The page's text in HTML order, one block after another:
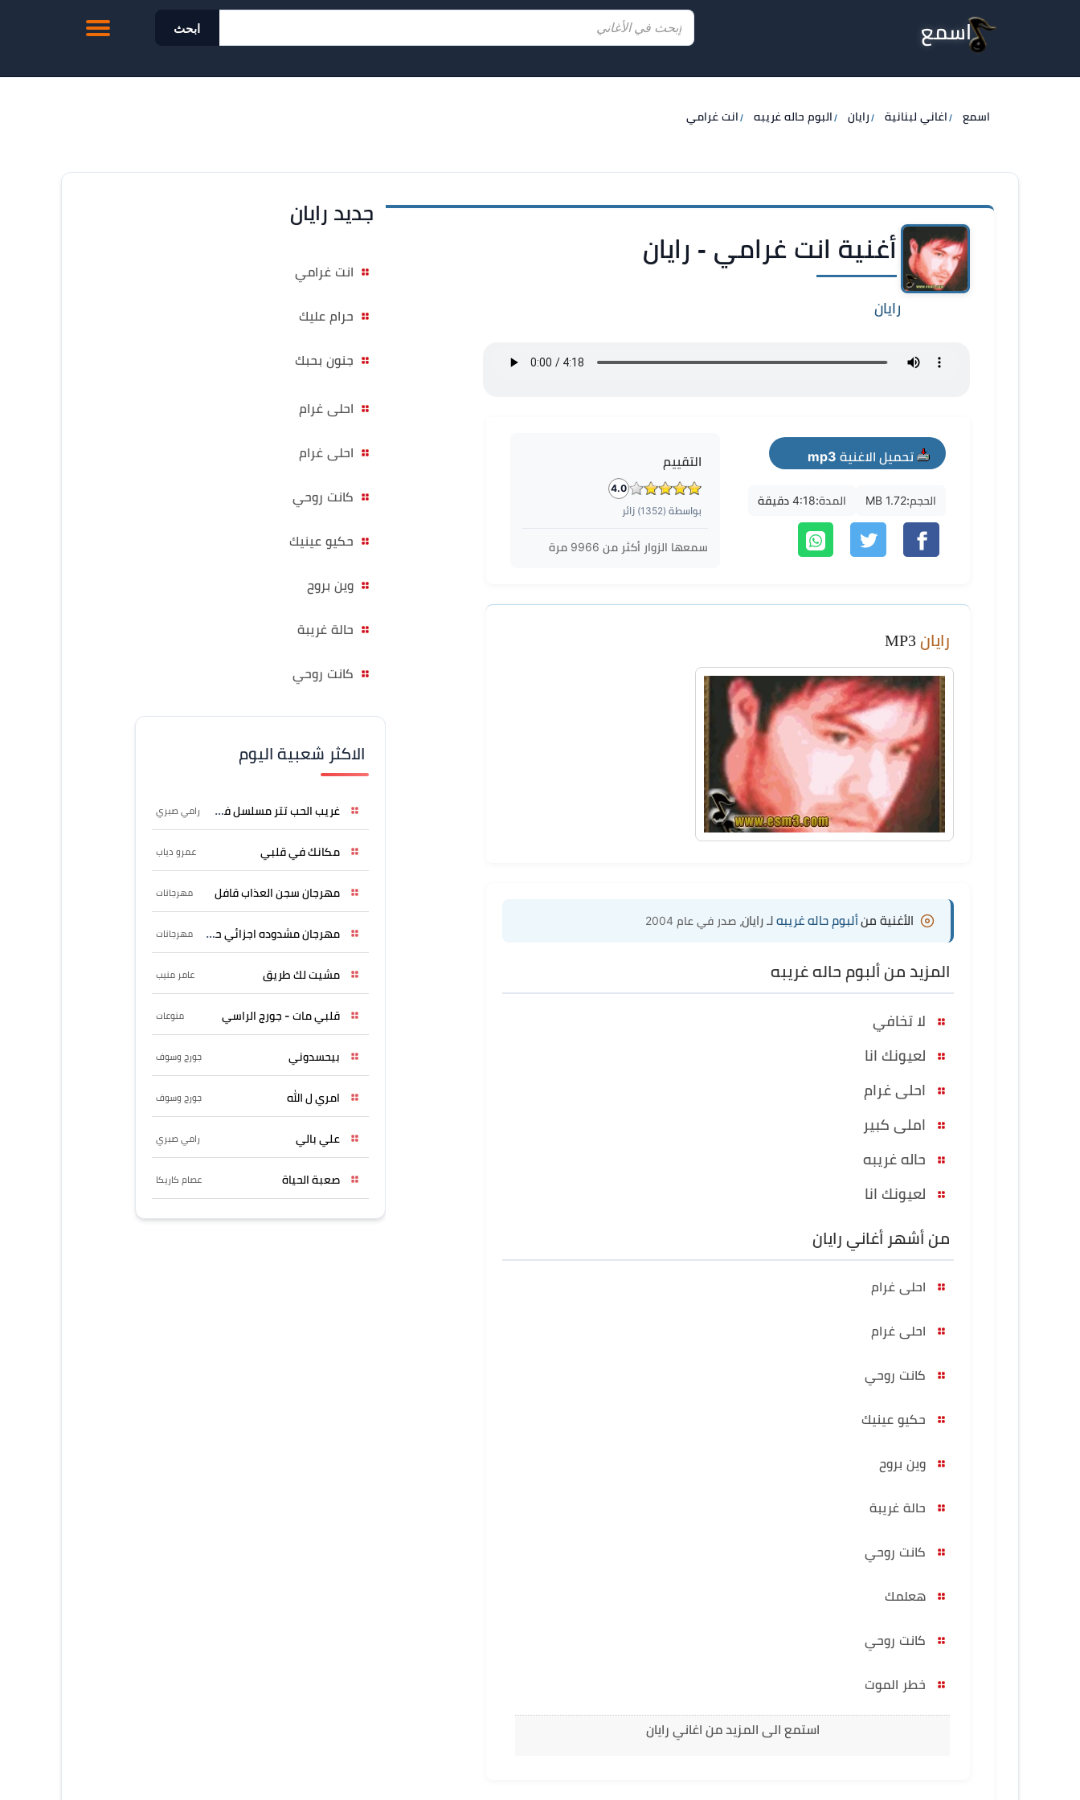
اسمع ابحث
اسمع اغاني لبنانية رايان البوم حاله غريبه انت غرامي
أغنية انت غرامي - رايان
رايان
تحميل الاغنية mp3
الحجم:1.72 MB المدة:4:18 دقيقة
التقييم
4.0
بواسطة (1352) زائر
سمعها الزوار أكثر من 9966 مرة
رايان
الأغنية منألبوم حاله غريبه لـ رايان ، صدر في عام 2004
المزيد من ألبوم حاله غريبه
لا تخافي
لعيونك انا
احلى غرام
املى كبير
حاله غريبه
لعيونك انا
من أشهر أغاني رايان
احلى غرام
احلى غرام
كانت روحي
حكيو عينيك
وين بروح
حالة غريبة
كانت روحي
هعلمك
كانت روحي
خطر الموت
استمع الى المزيد من اغاني رايان
جديد رايان
انت غرامي
حرام عليك
جنون بحبك
احلى غرام
احلى غرام
كانت روحي
حكيو عينيك
وين بروح
حالة غريبة
كانت روحي
الاكثر شعبية اليوم
غريب الحب تتر مسلسل فرصة رامي صبري
مكانك في قلبي عمرو دياب
مهرجان سجن العذاب قافل مهرجانات
مهرجان مشدوده اجزائي حربونى مهرجانات
مشيت لك طريق عامر منيب
قلبي مات - جورج الراسي منوعات
بيحسدوني جورج وسوف
امري ل الله جورج وسوف
علي بالي رامي صبري
صعبة الحياة عصام كاريكا